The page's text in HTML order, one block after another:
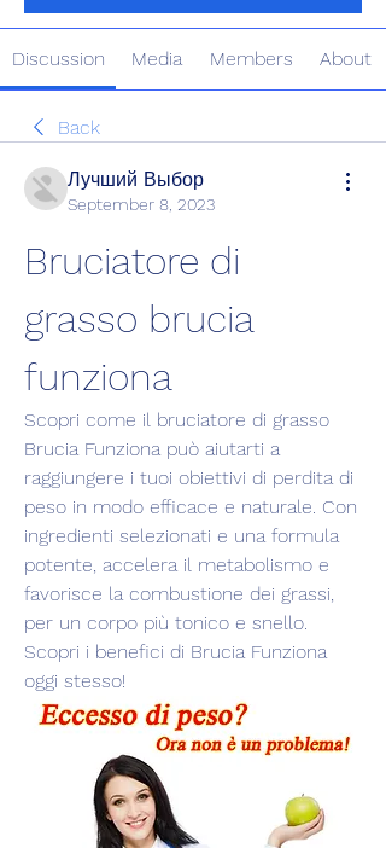
Discussion Media Members About
Back
Лучший Выбор
September 8, 2023
Bruciatore di
grasso brucia
funziona
Scopri come il bruciatore di grasso
Brucia Funziona può aiutarti a
raggiungere i tuoi obiettivi di perdita di
peso in modo efficace e naturale. Con
ingredienti selezionati e una formula
potente, accelera il metabolismo e
favorisce la combustione dei grassi,
per un corpo più tonico e snello.
Scopri i benefici di Brucia Funziona
oggi stesso!